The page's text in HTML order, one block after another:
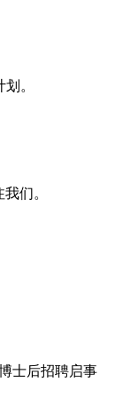
。
们。
士后招聘启事